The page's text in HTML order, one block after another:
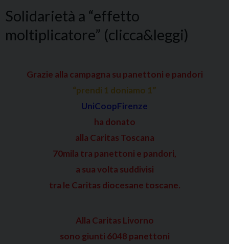
Solidarietà a “effetto
moltiplicatore” (clicca&leggi)
Grazie alla campagna su panettoni e pandori
“prendi 1 doniamo 1”
UniCoopFirenze
ha donato
alla Caritas Toscana
70mila tra panettoni e pandori,
a sua volta suddivisi
tra le Caritas diocesane toscane.
Alla Caritas Livorno
sono giunti 6048 panettoni